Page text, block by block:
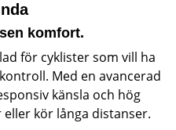
komfort.
för cyklister som vill ha
Med en avancerad
känsla och hög
kör långa distanser.